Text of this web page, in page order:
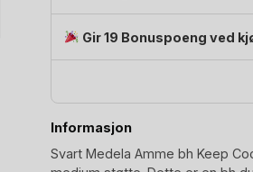
Gir 19 Bonuspoeng ved
Informasjon
Svart Medela Amme bh Keep